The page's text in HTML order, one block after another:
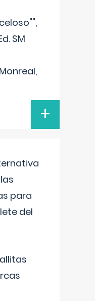
SM
+
para
del